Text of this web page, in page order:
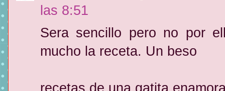
las 8:51
Sera sencillo pero no por
mucho la receta. Un beso
recetas de una gatita